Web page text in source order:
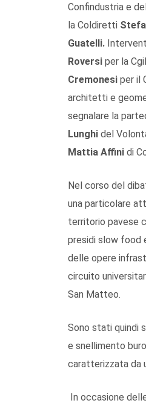
Confindustria e
la Coldiretti
Guatelli.
Roversi per la
Cremonesi per il
architetti e
segnalare la
Lunghi del
Mattia Affini di
Nel corso del
una particolare
territorio pavese
presidi slow food
delle opere
circuito
San Matteo.
Sono stati quindi
e snellimento
caratterizzata da
In occasione